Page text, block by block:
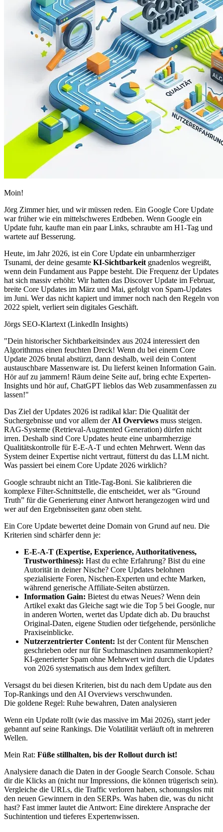
Moin!
Jörg Zimmer hier, und wir müssen reden. Ein Google Core Update
war früher wie ein mittelschweres Erdbeben. Wenn Google ein
Update fuhr, kaufte man ein paar Links, schraubte am H1-Tag und
wartete auf Besserung.
Heute, im Jahr 2026, ist ein Core Update ein unbarmherziger
Tsunami, der deine gesamte KI-Sichtbarkeit gnadenlos wegreißt,
wenn dein Fundament aus Pappe besteht. Die Frequenz der Updates
hat sich massiv erhöht: Wir hatten das Discover Update im Februar,
breite Core Updates im März und Mai, gefolgt von Spam-Updates
im Juni. Wer das nicht kapiert und immer noch nach den Regeln von
2022 spielt, verliert sein digitales Geschäft.
Jörgs SEO-Klartext (LinkedIn Insights)
"Dein historischer Sichtbarkeitsindex aus 2024 interessiert den
Algorithmus einen feuchten Dreck! Wenn du bei einem Core
Update 2026 brutal abstürzt, dann deshalb, weil dein Content
austauschbare Massenware ist. Du lieferst keinen Information Gain.
Hör auf zu jammern! Räum deine Seite auf, bring echte Experten-
Insights und hör auf, ChatGPT lieblos das Web zusammenfassen zu
lassen!"
Das Ziel der Updates 2026 ist radikal klar: Die Qualität der
Suchergebnisse und vor allem der AI Overviews muss steigen.
RAG-Systeme (Retrieval-Augmented Generation) dürfen nicht
irren. Deshalb sind Core Updates heute eine unbarmherzige
Qualitätskontrolle für E-E-A-T und echten Mehrwert. Wenn das
System deiner Expertise nicht vertraut, fütterst du das LLM nicht.
Was passiert bei einem Core Update 2026 wirklich?
Google schraubt nicht an Title-Tag-Boni. Sie kalibrieren die
komplexe Filter-Schnittstelle, die entscheidet, wer als “Ground
Truth” für die Generierung einer Antwort herangezogen wird und
wer auf den Ergebnisseiten ganz oben steht.
Ein Core Update bewertet deine Domain von Grund auf neu. Die
Kriterien sind schärfer denn je:
E-E-A-T (Expertise, Experience, Authoritativeness,
Trustworthiness): Hast du echte Erfahrung? Bist du eine
Autorität in deiner Nische? Core Updates belohnen
spezialisierte Foren, Nischen-Experten und echte Marken,
während generische Affiliate-Seiten abstürzen.
Information Gain: Bietest du etwas Neues? Wenn dein
Artikel exakt das Gleiche sagt wie die Top 5 bei Google, nur
in anderen Worten, wertet das Update dich ab. Du brauchst
Original-Daten, eigene Studien oder tiefgehende, persönliche
Praxiseinblicke.
Nutzerzentrierter Content: Ist der Content für Menschen
geschrieben oder nur für Suchmaschinen zusammenkopiert?
KI-generierter Spam ohne Mehrwert wird durch die Updates
von 2026 systematisch aus dem Index gefiltert.
Versagst du bei diesen Kriterien, bist du nach dem Update aus den
Top-Rankings und den AI Overviews verschwunden.
Die goldene Regel: Ruhe bewahren, Daten analysieren
Wenn ein Update rollt (wie das massive im Mai 2026), starrt jeder
gebannt auf seine Rankings. Die Volatilität verläuft oft in mehreren
Wellen.
Mein Rat: Füße stillhalten, bis der Rollout durch ist!
Analysiere danach die Daten in der Google Search Console. Schau
dir die Klicks an (nicht nur Impressions, die können trügerisch sein).
Vergleiche die URLs, die Traffic verloren haben, schonungslos mit
den neuen Gewinnern in den SERPs. Was haben die, was du nicht
hast? Fast immer lautet die Antwort: Eine direktere Ansprache der
Suchintention und tieferes Expertenwissen.